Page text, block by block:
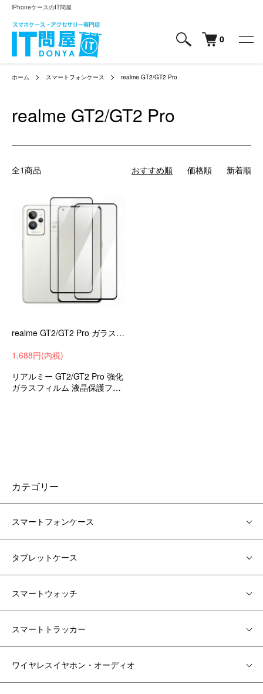
iPhoneケースのIT問屋
0
ホーム スマートフォンケース realme GT2/GT2 Pro
realme GT2/GT2 Pro
全1商品 おすすめ順 価格順 新着順
realme GT2/GT2 Pro ガラスフィルム 強化ガラス 硬度9H 液晶保護ガラス フィルム 液晶保護ガラスシート 画面保護 傷防止2枚セット
1,688円(内税)
リアルミー GT2/GT2 Pro 強化
ガラスフィルム 液晶保護フィ
カテゴリー
スマートフォンケース
タブレットケース
スマートウォッチ
スマートトラッカー
ワイヤレスイヤホン・オーディオ